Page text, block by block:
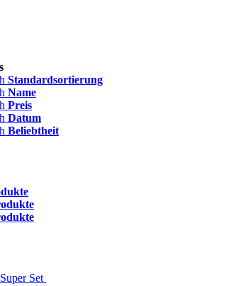
Standardsortierung
Name
Preis
Datum
Beliebtheit